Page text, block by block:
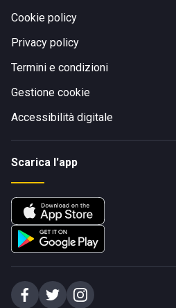
Cookie policy
Privacy policy
Termini e condizioni
Gestione cookie
Accessibilità digitale
Scarica l'app